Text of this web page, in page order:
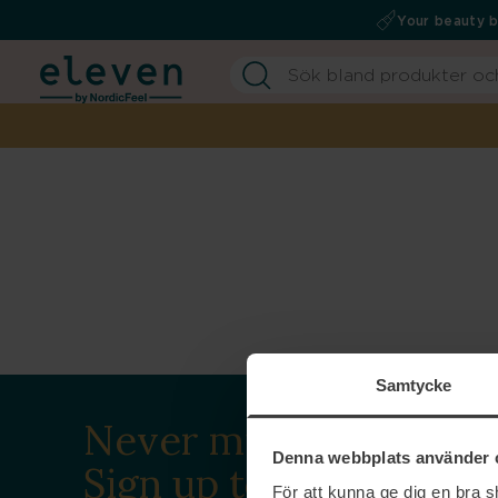
Samtycke
Denna webbplats använder
För att kunna ge dig en bra
Your beauty
Never miss a beat.
Sign up to our